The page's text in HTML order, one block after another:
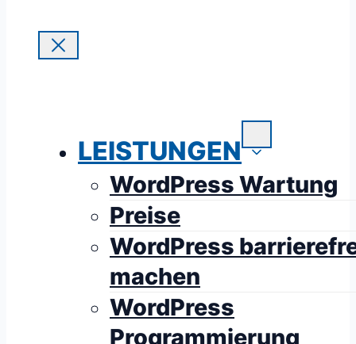
LEISTUNGEN
WordPress Wartung
Preise
WordPress
machen
WordPress
Programmierung